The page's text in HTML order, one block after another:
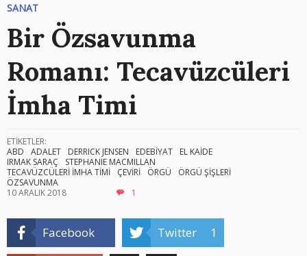
SANAT
Bir Özsavunma
Romanı: Tecavüzcüleri
İmha Timi
ETİKETLER:
ABD
ADALET DERRICK JENSEN EDEBİYAT
EL KAİDE
IRMAK SARAÇ
STEPHANIE MACMILLAN
TECAVÜZCÜLERİ İMHA TİMİ
ÇEVİRİ ÖRGÜ
ÖRGÜ ŞİŞLERİ
ÖZSAVUNMA
10 ARALIK 2018
1
Facebook Twitter 1